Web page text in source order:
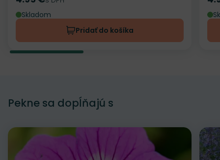
Skladom
Pridať do košíka
Pekne sa dopĺňajú s